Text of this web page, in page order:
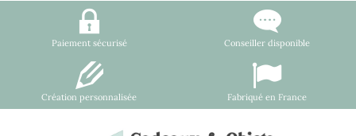
Paiement sécurisé Conseiller disponible
Création personnalisée Fabriqué en France